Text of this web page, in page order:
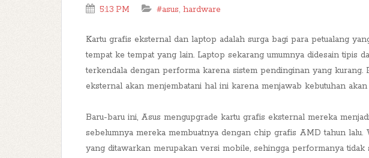
5:13 PM #asus, hardware
Kartu grafis eksternal dan laptop adalah surga bagi para petualang
tempat ke tempat yang lain. Laptop sekarang umumnya didesain tipis
terkendala dengan performa karena sistem pendinginan yang kurang.
eksternal akan menjembatani hal ini karena menjawab kebutuhan
Baru-baru ini, Asus mengupgrade kartu grafis eksternal mereka
sebelumnya mereka membuatnya dengan chip grafis AMD tahun lalu.
yang ditawarkan merupakan versi mobile, sehingga performanya tidak